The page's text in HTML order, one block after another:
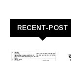
RECENT-POST